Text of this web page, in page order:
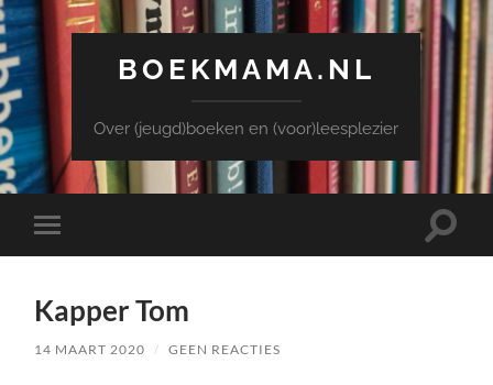
BOEKMAMA.NL
Over (jeugd)boeken en (voor)leesplezier
Toggle
mobiel
Toggle
Kapper Tom
14 MAART 2020 / GEEN REACTIES